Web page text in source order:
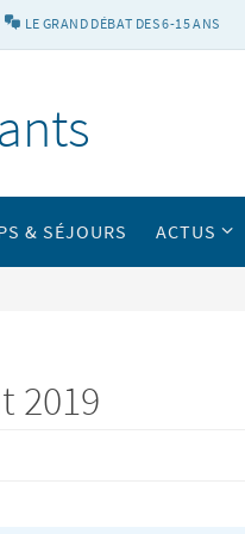
LE GRAND DÉBAT DES 6-15 ANS
& SÉJOURS ACTUS
2019